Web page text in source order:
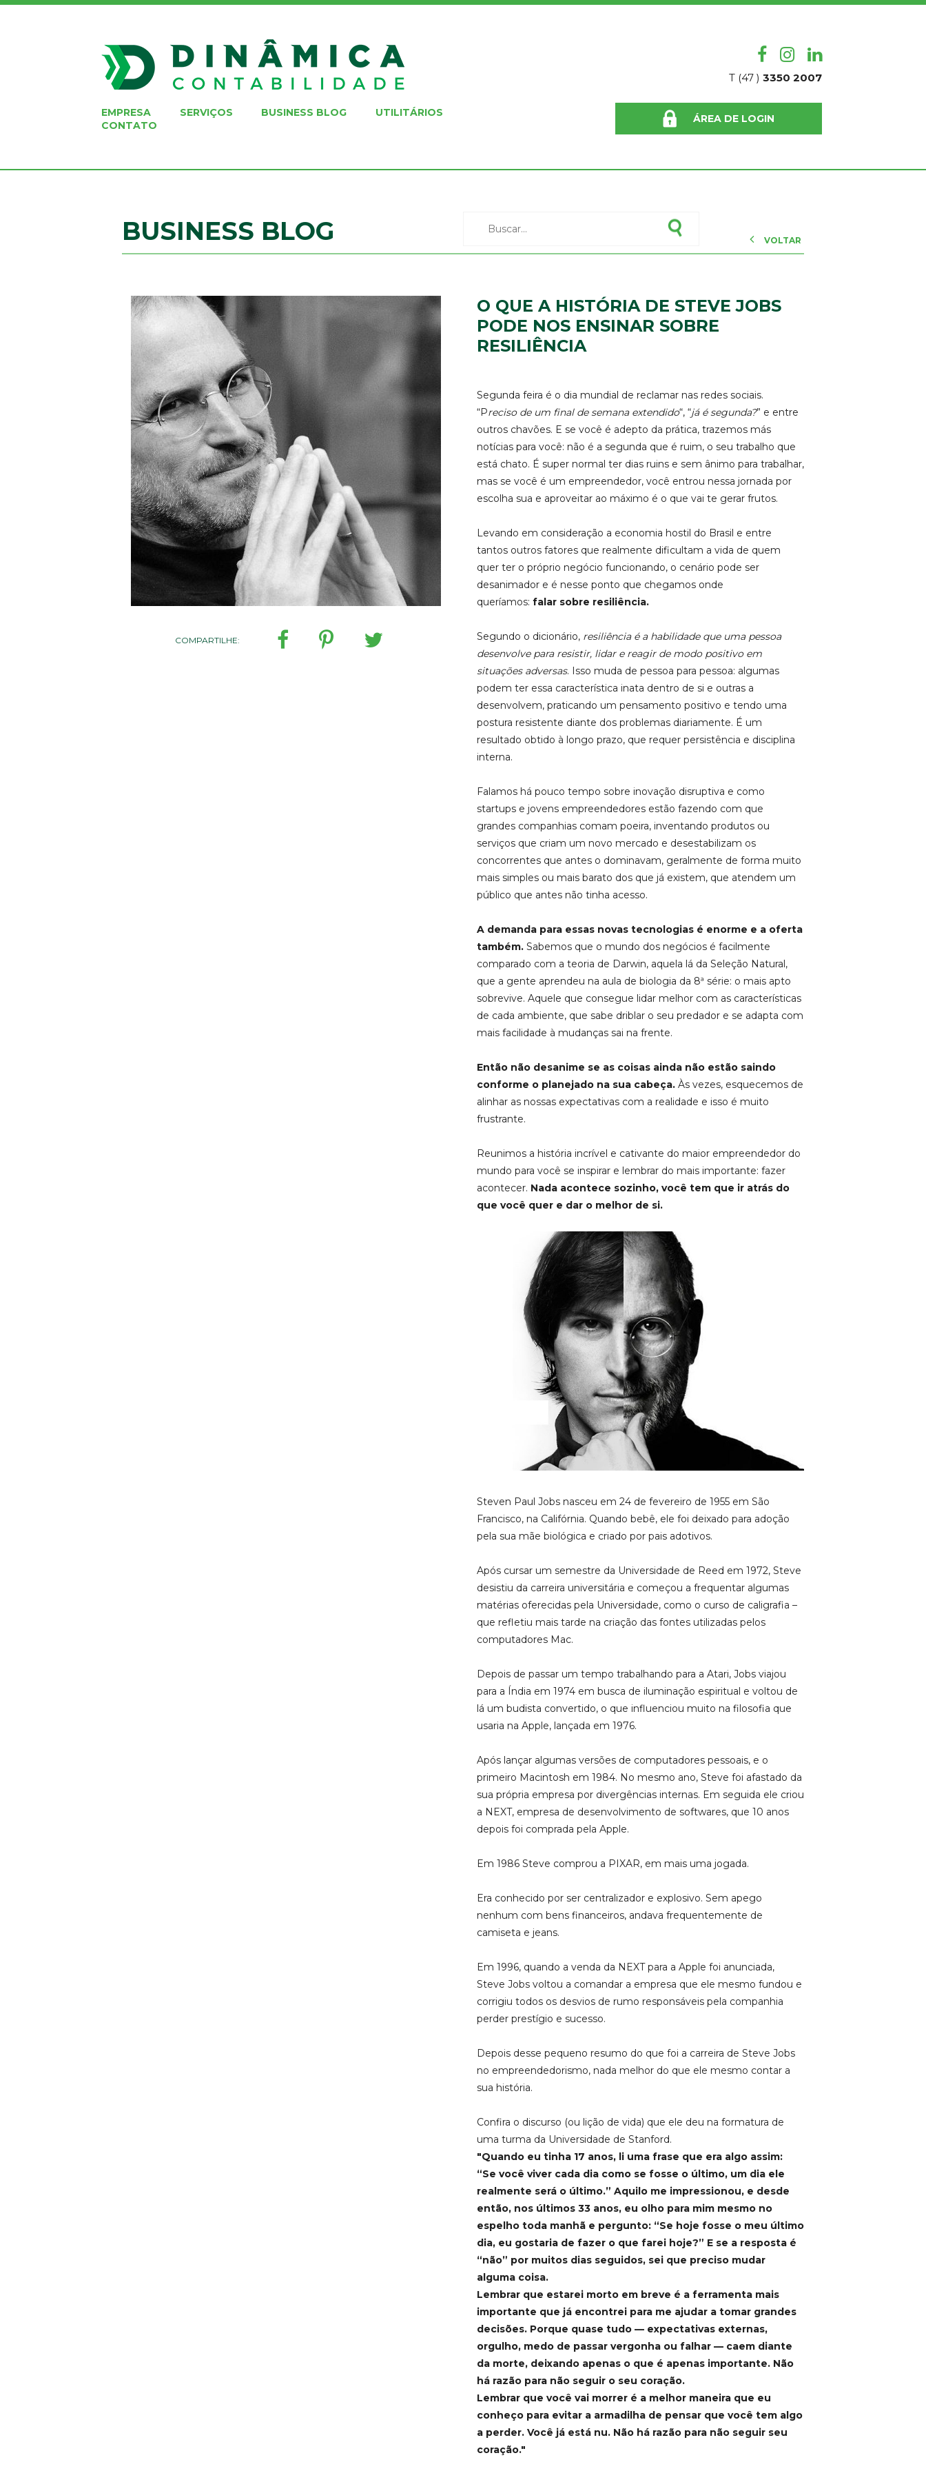
T (47 ) 3350 2007
EMPRESA SERVIÇOS BUSINESS BLOG
UTILITÁRIOS
CONTATO
ÁREA DE LOGIN
BUSINESS BLOG VOLTAR
COMPARTILHE:
O QUE A HISTÓRIA DE STEVE JOBS
PODE NOS ENSINAR SOBRE
RESILIÊNCIA
Segunda feira é o dia mundial de reclamar nas redes sociais.
“Preciso de um final de semana extendido“, “já é segunda?” e entre
outros chavões. E se você é adepto da prática, trazemos más
notícias para você: não é a segunda que é ruim, o seu trabalho que
está chato. É super normal ter dias ruins e sem ânimo para trabalhar,
mas se você é um empreendedor, você entrou nessa jornada por
escolha sua e aproveitar ao máximo é o que vai te gerar frutos.
Levando em consideração a economia hostil do Brasil e entre
tantos outros fatores que realmente dificultam a vida de quem
quer ter o próprio negócio funcionando, o cenário pode ser
desanimador e é nesse ponto que chegamos onde
queríamos: falar sobre resiliência.
Segundo o dicionário, resiliência é a habilidade que uma pessoa
desenvolve para resistir, lidar e reagir de modo positivo em
situações adversas. Isso muda de pessoa para pessoa: algumas
podem ter essa característica inata dentro de si e outras a
desenvolvem, praticando um pensamento positivo e tendo uma
postura resistente diante dos problemas diariamente. É um
resultado obtido à longo prazo, que requer persistência e disciplina
interna.
Falamos há pouco tempo sobre inovação disruptiva e como
startups e jovens empreendedores estão fazendo com que
grandes companhias comam poeira, inventando produtos ou
serviços que criam um novo mercado e desestabilizam os
concorrentes que antes o dominavam, geralmente de forma muito
mais simples ou mais barato dos que já existem, que atendem um
público que antes não tinha acesso.
A demanda para essas novas tecnologias é enorme e a oferta
também. Sabemos que o mundo dos negócios é facilmente
comparado com a teoria de Darwin, aquela lá da Seleção Natural,
que a gente aprendeu na aula de biologia da 8ª série: o mais apto
sobrevive. Aquele que consegue lidar melhor com as características
de cada ambiente, que sabe driblar o seu predador e se adapta com
mais facilidade à mudanças sai na frente.
Então não desanime se as coisas ainda não estão saindo
conforme o planejado na sua cabeça. Às vezes, esquecemos de
alinhar as nossas expectativas com a realidade e isso é muito
frustrante.
Reunimos a história incrível e cativante do maior empreendedor do
mundo para você se inspirar e lembrar do mais importante: fazer
acontecer. Nada acontece sozinho, você tem que ir atrás do
que você quer e dar o melhor de si.
Steven Paul Jobs nasceu em 24 de fevereiro de 1955 em São
Francisco, na Califórnia. Quando bebê, ele foi deixado para adoção
pela sua mãe biológica e criado por pais adotivos.
Após cursar um semestre da Universidade de Reed em 1972, Steve
desistiu da carreira universitária e começou a frequentar algumas
matérias oferecidas pela Universidade, como o curso de caligrafia –
que refletiu mais tarde na criação das fontes utilizadas pelos
computadores Mac.
Depois de passar um tempo trabalhando para a Atari, Jobs viajou
para a Índia em 1974 em busca de iluminação espiritual e voltou de
lá um budista convertido, o que influenciou muito na filosofia que
usaria na Apple, lançada em 1976.
Após lançar algumas versões de computadores pessoais, e o
primeiro Macintosh em 1984. No mesmo ano, Steve foi afastado da
sua própria empresa por divergências internas. Em seguida ele criou
a NEXT, empresa de desenvolvimento de softwares, que 10 anos
depois foi comprada pela Apple.
Em 1986 Steve comprou a PIXAR, em mais uma jogada.
Era conhecido por ser centralizador e explosivo. Sem apego
nenhum com bens financeiros, andava frequentemente de
camiseta e jeans.
Em 1996, quando a venda da NEXT para a Apple foi anunciada,
Steve Jobs voltou a comandar a empresa que ele mesmo fundou e
corrigiu todos os desvios de rumo responsáveis pela companhia
perder prestígio e sucesso.
Depois desse pequeno resumo do que foi a carreira de Steve Jobs
no empreendedorismo, nada melhor do que ele mesmo contar a
sua história.
Confira o discurso (ou lição de vida) que ele deu na formatura de
uma turma da Universidade de Stanford.
"Quando eu tinha 17 anos, li uma frase que era algo assim:
“Se você viver cada dia como se fosse o último, um dia ele
realmente será o último.” Aquilo me impressionou, e desde
então, nos últimos 33 anos, eu olho para mim mesmo no
espelho toda manhã e pergunto: “Se hoje fosse o meu último
dia, eu gostaria de fazer o que farei hoje?” E se a resposta é
“não” por muitos dias seguidos, sei que preciso mudar
alguma coisa.
Lembrar que estarei morto em breve é a ferramenta mais
importante que já encontrei para me ajudar a tomar grandes
decisões. Porque quase tudo — expectativas externas,
orgulho, medo de passar vergonha ou falhar — caem diante
da morte, deixando apenas o que é apenas importante. Não
há razão para não seguir o seu coração.
Lembrar que você vai morrer é a melhor maneira que eu
conheço para evitar a armadilha de pensar que você tem algo
a perder. Você já está nu. Não há razão para não seguir seu
coração."